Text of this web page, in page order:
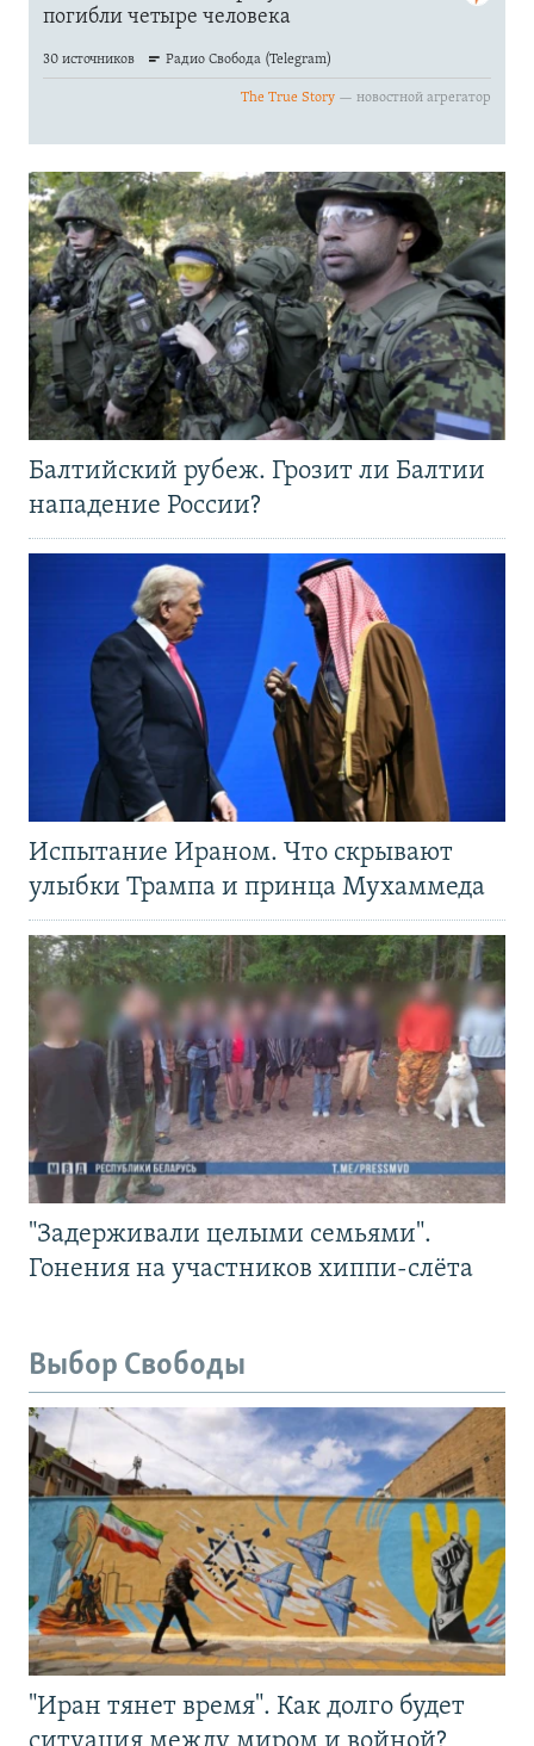
Балтийский рубеж. Грозит ли Балтии
нападение России?
Испытание Ираном. Что скрывают
улыбки Трампа и принца Мухаммеда
"Задерживали целыми семьями".
Гонения на участников хиппи-слёта
Выбор Свободы
"Иран тянет время". Как долго будет